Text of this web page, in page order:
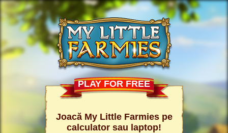
PLAY FOR FREE
Joacă My Little Farmies pe
calculator sau laptop!